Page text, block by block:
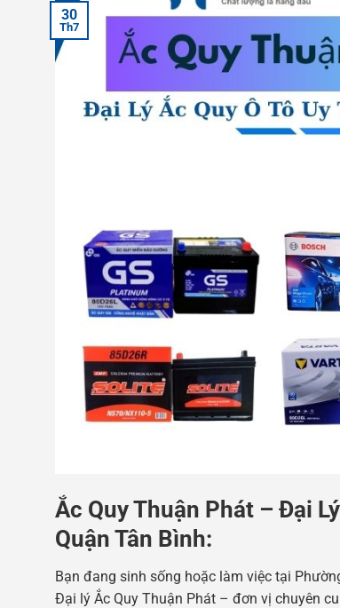
30
Th7
Ắc Quy Thuận Phát – Đại
Quận Tân Bình:
Bạn đang sinh sống hoặc làm việc tại
Đại lý Ắc Quy Thuận Phát – đơn vị chuyên